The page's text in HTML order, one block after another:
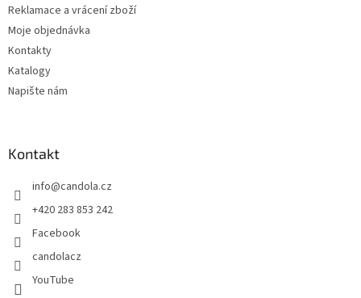
Reklamace a vrácení zboží
Moje objednávka
Kontakty
Katalogy
Napište nám
Kontakt
info@candola.cz
+420 283 853 242
Facebook
candolacz
YouTube